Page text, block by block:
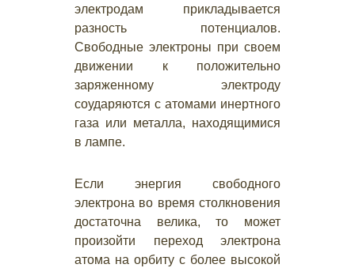
электродам прикладывается
разность потенциалов.
Свободные электроны при своем
движении к положительно
заряженному электроду
соударяются с атомами инертного
газа или металла, находящимися
в лампе.
Если энергия свободного
электрона во время столкновения
достаточна велика, то может
произойти переход электрона
атома на орбиту с более высокой